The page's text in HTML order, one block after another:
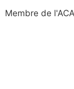
Membre de